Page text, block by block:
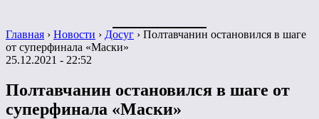
Главная › Новости › Досуг › Полтавчанин остановился в шаге
от суперфинала «Маски»
25.12.2021 - 22:52
Полтавчанин остановился в шаге от
суперфинала «Маски»